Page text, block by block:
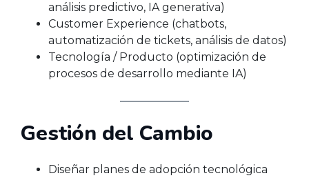
análisis predictivo, IA generativa)
Customer Experience (chatbots,
automatización de tickets, análisis de datos)
Tecnología / Producto (optimización de
procesos de desarrollo mediante IA)
Gestión del Cambio
Diseñar planes de adopción tecnológica